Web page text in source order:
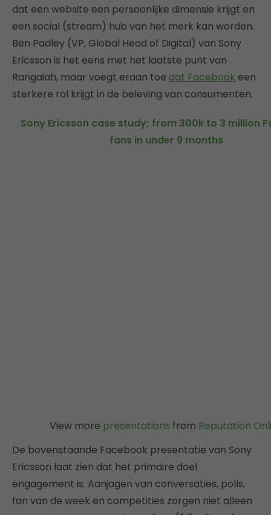
dat een website een persoonlijke dimensie krijgt en
een social (stream) hub van het merk kan worden.
Ben Padley (VP, Global Head of Digital) van Sony
Ericsson is het eens met het laatste punt van
Rangaiah, maar voegt eraan toe dat Facebook een
sterkere rol krijgt in de beleving van consumenten.
Sony Ericsson case study; from 300k to 3 million
fans in under 9 months
View more presentations from Reputation
De bovenstaande Facebook presentatie van Sony
Ericsson laat zien dat het primaire doel
engagement is. Aanjagen van conversaties, polls,
fan van de week en competities zorgen niet alleen